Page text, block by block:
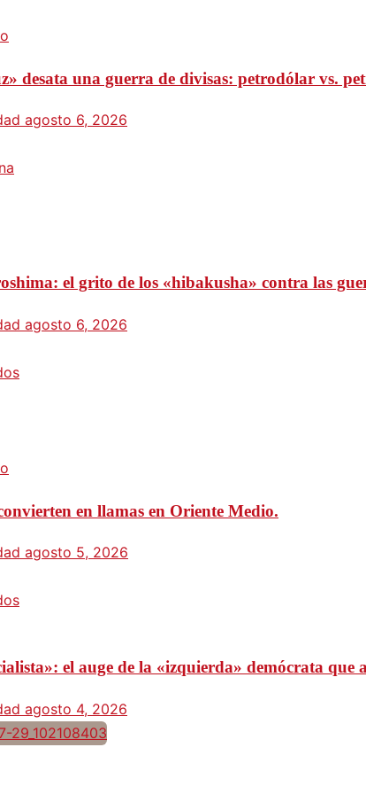
desata una guerra de divisas: petrodólar vs.
agosto 6, 2026
el grito de los «hibakusha» contra las
agosto 6, 2026
en llamas en Oriente Medio.
agosto 5, 2026
el auge de la «izquierda» demócrata que
agosto 4, 2026